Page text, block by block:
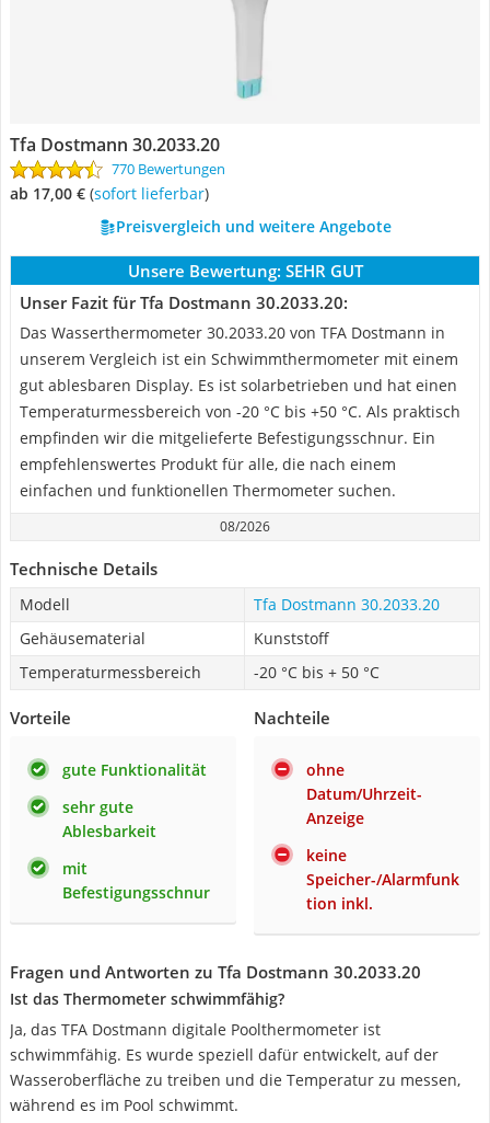
Tfa Dostmann ‎30.2033.20
770 Bewertungen
ab 17,00 € ( Sofort lieferbar)
Preisvergleich und weitere Angebote
Unsere Bewertung: SEHR GUT
Unser Fazit für Tfa Dostmann ‎30.2033.20:
Das Wasserthermometer 30.2033.20 von TFA Dostmann in
unserem Vergleich ist ein Schwimmthermometer mit einem
gut ablesbaren Display. Es ist solarbetrieben und hat einen
Temperaturmessbereich von -20 °C bis +50 °C. Als praktisch
empfinden wir die mitgelieferte Befestigungsschnur. Ein
empfehlenswertes Produkt für alle, die nach einem
einfachen und funktionellen Thermometer suchen.
08/2026
Technische Details
Modell
Tfa Dostmann ‎30.2033.20
Gehäusematerial
Kunststoff
Temperaturmessbereich
-20 °C bis + 50 °C
Vorteile
gute Funktionalität
sehr gute
Ablesbarkeit
mit
Befestigungsschnur
Nachteile
ohne
Datum/Uhrzeit-
Anzeige
keine
Speicher-/Alarmfunk
tion inkl.
Fragen und Antworten zu Tfa Dostmann ‎30.2033.20
Ist das Thermometer schwimmfähig?
Ja, das TFA Dostmann digitale Poolthermometer ist
schwimmfähig. Es wurde speziell dafür entwickelt, auf der
Wasseroberfläche zu treiben und die Temperatur zu messen,
während es im Pool schwimmt.